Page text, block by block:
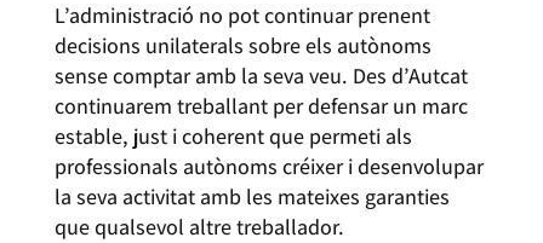
L’administració no pot continuar prenent
decisions unilaterals sobre els autònoms
sense comptar amb la seva veu. Des d’Autcat
continuarem treballant per defensar un marc
estable, just i coherent que permeti als
professionals autònoms créixer i desenvolupar
la seva activitat amb les mateixes garanties
que qualsevol altre treballador.